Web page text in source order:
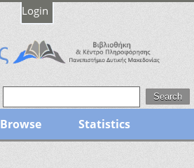
Login
Browse Statistics